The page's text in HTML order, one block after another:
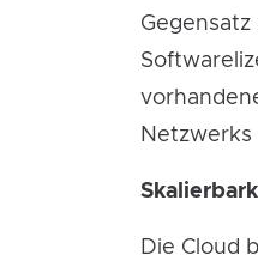
Die Cloud